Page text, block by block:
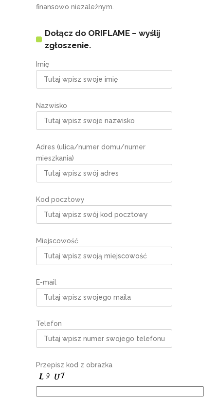
finansowo niezależnym.
Dołącz do ORIFLAME – wyślij
zgłoszenie.
Imię
Nazwisko
Adres (ulica/numer domu/numer
mieszkania)
Kod pocztowy
Miejscowość
E-mail
Telefon
Przepisz kod z obrazka